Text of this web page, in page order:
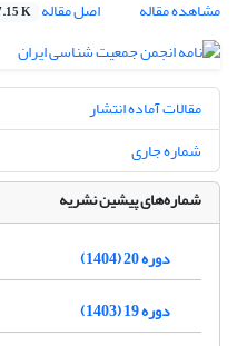
مشاهده مقاله
اصل مقاله K
مقالات آماده انتشار
شماره جاری
شماره‌های پیشین نشریه
دوره 20 (1404)
دوره 19 (1403)